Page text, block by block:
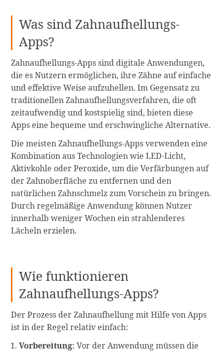
Was sind Zahnaufhellungs-
Apps?
Zahnaufhellungs-Apps sind digitale Anwendungen,
die es Nutzern ermöglichen, ihre Zähne auf einfache
und effektive Weise aufzuhellen. Im Gegensatz zu
traditionellen Zahnaufhellungsverfahren, die oft
zeitaufwendig und kostspielig sind, bieten diese
Apps eine bequeme und erschwingliche Alternative.
Die meisten Zahnaufhellungs-Apps verwenden eine
Kombination aus Technologien wie LED-Licht,
Aktivkohle oder Peroxide, um die Verfärbungen auf
der Zahnoberfläche zu entfernen und den
natürlichen Zahnschmelz zum Vorschein zu bringen.
Durch regelmäßige Anwendung können Nutzer
innerhalb weniger Wochen ein strahlenderes
Lächeln erzielen.
Wie funktionieren
Zahnaufhellungs-Apps?
Der Prozess der Zahnaufhellung mit Hilfe von Apps
ist in der Regel relativ einfach:
Vorbereitung: Vor der Anwendung müssen die